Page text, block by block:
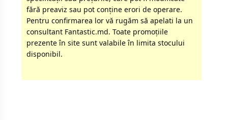
fără preaviz sau pot conţine erori de operare.
Pentru confirmarea lor vă rugăm să apelati la un
consultant Fantastic.md. Toate promoţiile
prezente în site sunt valabile în limita stocului
disponibil.